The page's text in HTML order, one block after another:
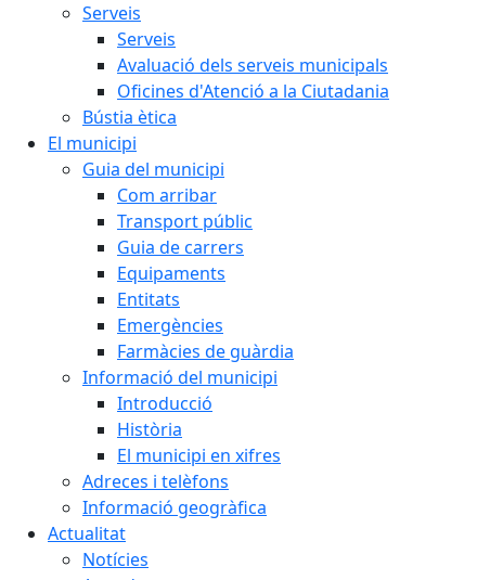
Serveis
Serveis
Avaluació dels serveis municipals
Oficines d'Atenció a la Ciutadania
Bústia ètica
El municipi
Guia del municipi
Com arribar
Transport públic
Guia de carrers
Equipaments
Entitats
Emergències
Farmàcies de guàrdia
Informació del municipi
Introducció
Història
El municipi en xifres
Adreces i telèfons
Informació geogràfica
Actualitat
Notícies